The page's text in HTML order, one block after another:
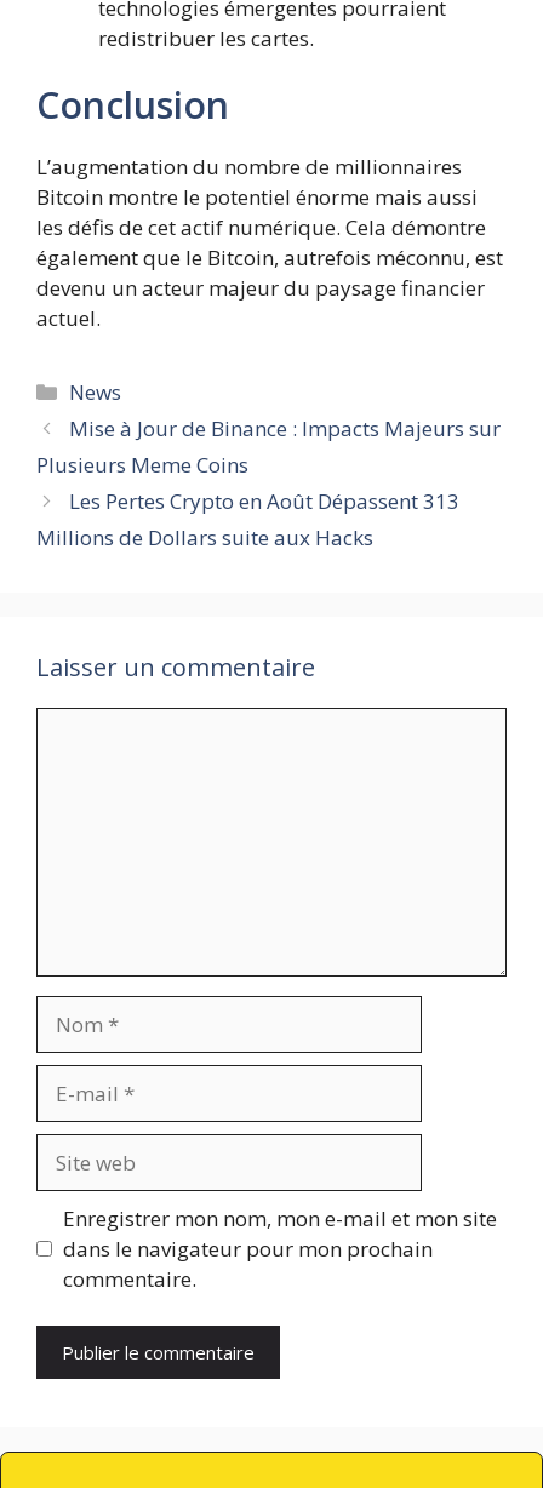
technologies émergentes pourraient
redistribuer les cartes.
Conclusion
L’augmentation du nombre de millionnaires
Bitcoin montre le potentiel énorme mais aussi
les défis de cet actif numérique. Cela démontre
également que le Bitcoin, autrefois méconnu, est
devenu un acteur majeur du paysage financier
actuel.
Catégories
News
Mise à Jour de Binance : Impacts Majeurs sur
Plusieurs Meme Coins
Les Pertes Crypto en Août Dépassent 313
Millions de Dollars suite aux Hacks
Laisser un commentaire
mail
web
Enregistrer mon nom, mon e-mail et mon site
dans le navigateur pour mon prochain
commentaire.